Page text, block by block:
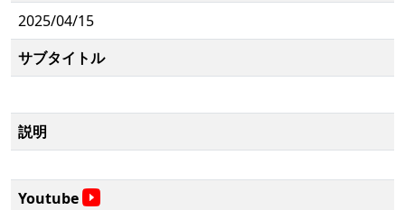
2025/04/15
サブタイトル
説明
Youtube